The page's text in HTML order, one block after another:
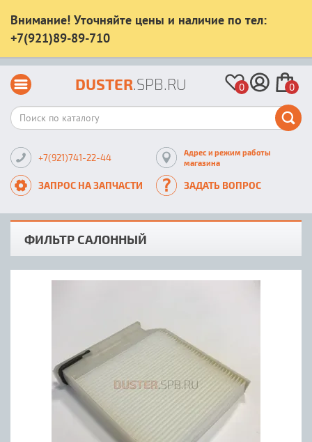
Внимание! Уточняйте цены и наличие по тел:
+7(921)89-89-710
DUSTER.SPB.RU 0 0
+7(921)741-22-44
Адрес и режим работы
магазина
ЗАПРОС НА ЗАПЧАСТИ ЗАДАТЬ ВОПРОС
ФИЛЬТР САЛОННЫЙ